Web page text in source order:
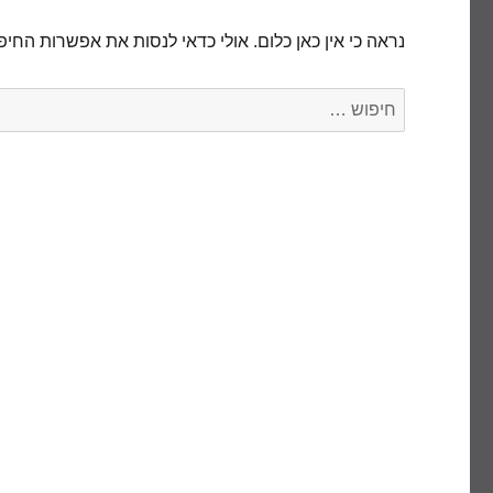
נראה כי אין כאן כלום. אולי כדאי לנסות את אפשרות
חפש: